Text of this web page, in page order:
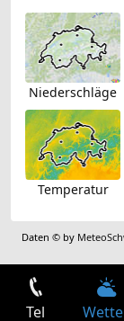
Niederschläge
Temperatur
Daten © by
Tel